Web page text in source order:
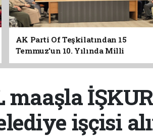
AK Parti Of Teşkilatından 15
Temmuz'un 10. Yılında Milli
Birlik Vurgusu
maaşla
işçisi